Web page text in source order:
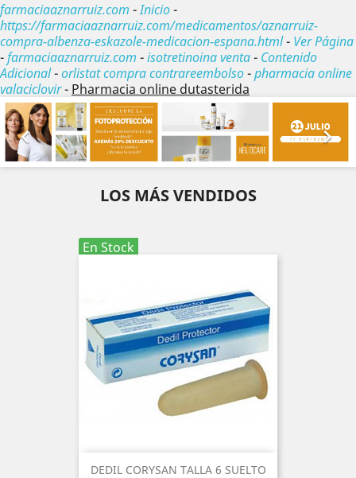
farmaciaaznarruiz.com -Inicio-
https://farmaciaaznarruiz.com/medicamentos/aznarruiz-
compra-albenza-eskazole-medicacion-espana.html- Ver Página
-farmaciaaznarruiz.com -isotretinoina venta- Contenido
Adicional-orlistat compra contrareembolso-pharmacia online
valaciclovir- Pharmacia online dutasterida

Anterior

LOS MÁS VENDIDOS
En Stock
DEDIL CORYSAN TALLA 6 SUELTO